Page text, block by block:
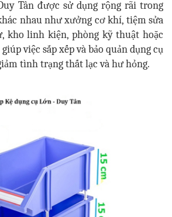
Tân được sử dụng rộng rãi trong
nhau như xưởng cơ khí, tiệm sửa
kho linh kiện, phòng kỹ thuật hoặc
việc sắp xếp và bảo quản dụng cụ
tình trạng thất lạc và hư hỏng.